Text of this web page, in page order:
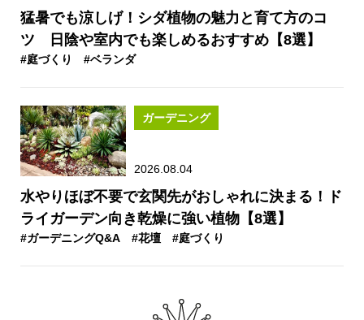
猛暑でも涼しげ！シダ植物の魅力と育て方のコ
ツ 日陰や室内でも楽しめるおすすめ【8選】
#庭づくり #ベランダ
ガーデニング
2026.08.04
水やりほぼ不要で玄関先がおしゃれに決まる！ド
ライガーデン向き乾燥に強い植物【8選】
#ガーデニングQ&A #花壇 #庭づくり